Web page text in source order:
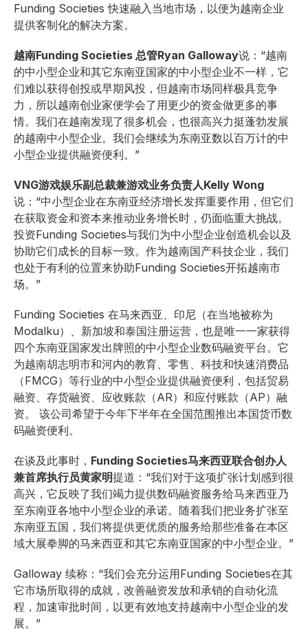
Funding Societies 快速融入当地市场，以便为越南企业
提供客制化的解决方案。
越南Funding Societies 总管Ryan Galloway说：“越南
的中小型企业和其它东南亚国家的中小型企业不一样，它
们难以获得创投或早期风投，但越南市场同样极具竞争
力，所以越南创业家便学会了用更少的资金做更多的事
情。我们在越南发现了很多机会，也很高兴力挺蓬勃发展
的越南中小型企业。我们会继续为东南亚数以百万计的中
小型企业提供融资便利。”
VNG游戏娱乐副总裁兼游戏业务负责人Kelly Wong
说：“中小型企业在东南亚经济增长发挥重要作用，但它们
在获取资金和资本来推动业务增长时，仍面临重大挑战。
投资Funding Societies与我们为中小型企业创造机会以及
协助它们成长的目标一致。作为越南国产科技企业，我们
也处于有利的位置来协助Funding Societies开拓越南市
场。”
Funding Societies 在马来西亚、印尼（在当地被称为
Modalku）、新加坡和泰国注册运营，也是唯一一家获得
四个东南亚国家发出牌照的中小型企业数码融资平台。它
为越南胡志明市和河内的教育、零售、科技和快速消费品
（FMCG）等行业的中小型企业提供融资便利，包括贸易
融资、存货融资、应收账款（AR）和应付账款（AP）融
资。 该公司希望于今年下半年在全国范围推出本国货币数
码融资便利。
在谈及此事时， Funding Societies马来西亚联合创办人
兼首席执行员黄家明提道：“我们对于这项扩张计划感到很
高兴，它反映了我们竭力提供数码融资服务给马来西亚乃
至东南亚各地中小型企业的承诺。随着我们把业务扩张至
东南亚五国，我们将提供更优质的服务给那些准备在本区
域大展拳脚的马来西亚和其它东南亚国家的中小型企业。”
Galloway 续称：“我们会充分运用Funding Societies在其
它市场所取得的成就，改善融资发放和承销的自动化流
程，加速审批时间，以更有效地支持越南中小型企业的发
展。”